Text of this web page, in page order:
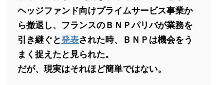
ヘッジファンド向けプライムサービス事業か
ら撤退し、フランスのＢＮＰパリバが業務を
引き継ぐと発表された時、ＢＮＰは機会をう
まく捉えたと見られた。
だが、現実はそれほど簡単ではない。